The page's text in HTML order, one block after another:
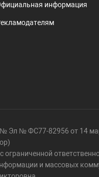
информация
Эл № ФС77-82956 от 14
ограниченной
и массовых